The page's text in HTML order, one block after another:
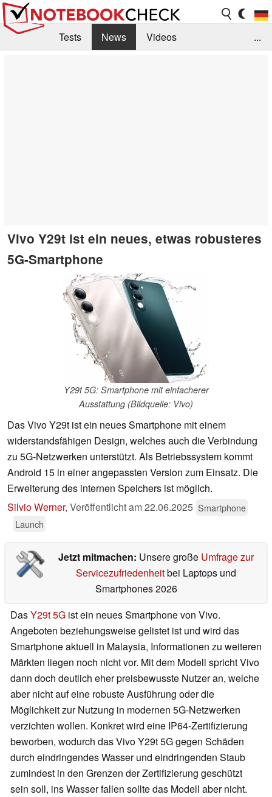
Tests News
Videos
...
Vivo Y29t ist ein neues, etwas robusteres
5G-Smartphone
Y29t 5G: Smartphone mit einfacherer
Ausstattung (Bildquelle: Vivo)
Das Vivo Y29t ist ein neues Smartphone mit einem
widerstandsfähigen Design, welches auch die Verbindung
zu 5G-Netzwerken unterstützt. Als Betriebssystem kommt
Android 15 in einer angepassten Version zum Einsatz. Die
Erweiterung des internen Speichers ist möglich.
Silvio Werner, Veröffentlicht am22.06.2025 Smartphone
Launch
Jetzt mitmachen: Unsere große Umfrage zur
Servicezufriedenheitbei Laptops und
Smartphones 2026
DasY29t 5G ist ein neues Smartphone von Vivo.
Angeboten beziehungsweise gelistet ist und wird das
Smartphone aktuell in Malaysia, Informationen zu weiteren
Märkten liegen noch nicht vor. Mit dem Modell spricht Vivo
dann doch deutlich eher preisbewusste Nutzer an, welche
aber nicht auf eine robuste Ausführung oder die
Möglichkeit zur Nutzung in modernen 5G-Netzwerken
verzichten wollen. Konkret wird eine IP64-Zertifizierung
beworben, wodurch das Vivo Y29t 5G gegen Schäden
durch eindringendes Wasser und eindringenden Staub
zumindest in den Grenzen der Zertifizierung geschützt
sein soll, ins Wasser fallen sollte das Modell aber nicht.